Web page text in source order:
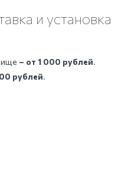
и установка
– от 1 000 рублей.
рублей.